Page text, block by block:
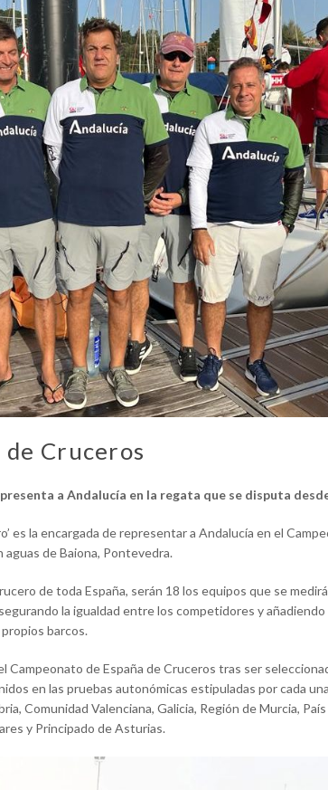
de Cruceros
a Andalucía en la regata que se disputa
es la encargada de representar a Andalucía en el
de Baiona, Pontevedra.
de toda España, serán 18 los equipos que se
la igualdad entre los competidores y
barcos.
Campeonato de España de Cruceros tras ser
en las pruebas autonómicas estipuladas por cada
Comunidad Valenciana, Galicia, Región de Murcia,
y Principado de Asturias.